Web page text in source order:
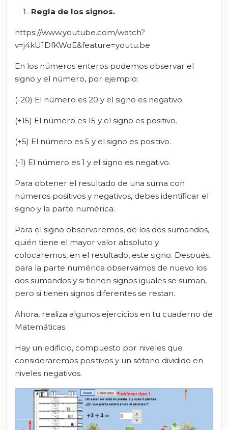
Regla de los signos.
https://www.youtube.com/watch?
v=j4kU1DfKWdE&feature=youtu.be
En los números enteros podemos observar el
signo y el número, por ejemplo:
(-20) El número es 20 y el signo es negativo.
(+15) El número es 15 y el signo es positivo.
(+5) El número es 5 y el signo es positivo.
(-1) El número es 1 y el signo es negativo.
Para obtener el resultado de una suma con
números positivos y negativos, debes identificar el
signo y la parte numérica.
Para el signo observaremos, de los dos sumandos,
quién tiene el mayor valor absoluto y
colocaremos, en el resultado, este signo. Después,
para la parte numérica observamos de nuevo los
dos sumandos y si tienen signos iguales se suman,
pero si tienen signos diferentes se restan.
Ahora, realiza algunos ejercicios en tu cuaderno de
Matemáticas.
Hay un edificio, compuesto por niveles que
consideraremos positivos y un sótano dividido en
niveles negativos.